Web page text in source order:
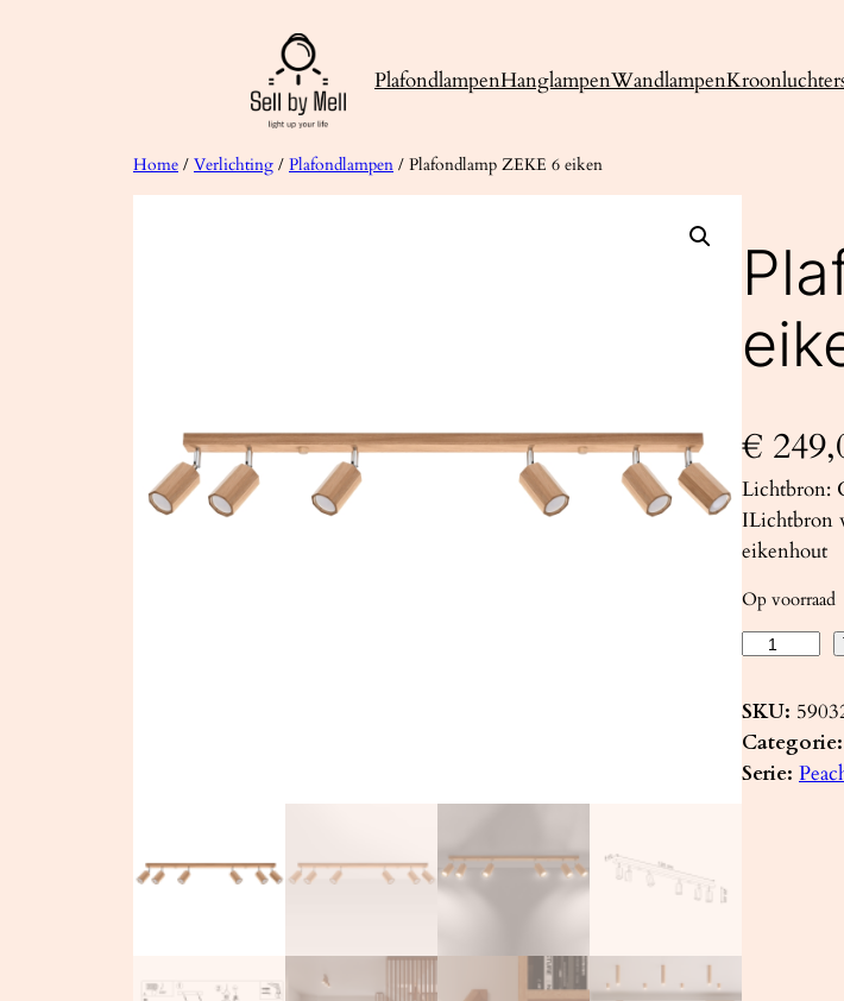
PlafondlampenHanglampenWandlampen
Home / Verlichting / Plafondlampen / Plafondlamp ZEKE 6 eiken
€
Lichtbron:
ILichtbron
eikenhout
Op voorraad
a
f
o
Z
SKU:
Categorie:
Serie: